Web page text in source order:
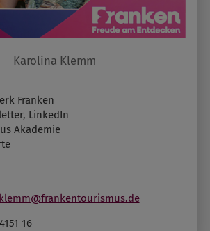
Karolina Klemm
Franken
LinkedIn
Akademie
16